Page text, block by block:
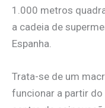
1.000 metros
a cadeia de
Espanha.
Trata-se de um
funcionar a partir